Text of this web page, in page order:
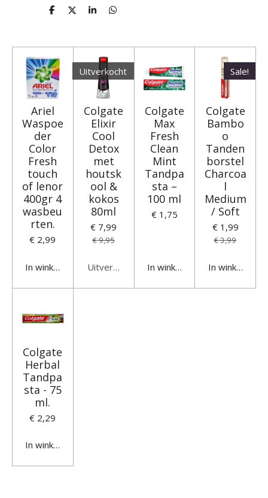
D
n
D
S
e
D
n
Ariel
Waspoe
der
Color
Fresh
touch
of lenor
400gr 4
wasbeu
rten.
€ 2,99
In winkelwagen
Uitverkocht
Colgate
Elixir
Cool
Detox
met
houtsk
ool &
kokos
80ml
€ 7,99
€ 9,95
Uitverkocht
Colgate
Max
Fresh
Clean
Mint
Tandpa
sta –
100 ml
€ 1,75
In winkelwagen
Sale!
Colgate
Bambo
o
Tanden
borstel
Charcoa
l
Medium
/ Soft
€ 1,99
€ 3,99
In
Colgate
Herbal
Tandpa
sta - 75
ml.
€ 2,29
In winkelwagen